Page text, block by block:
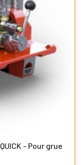
- Pour grue